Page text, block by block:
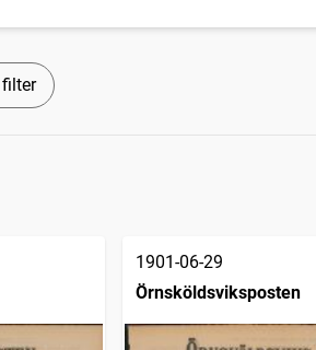
1901-06-29
Örnsköldsviksposten